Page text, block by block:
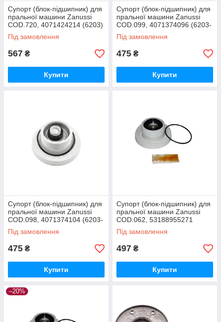
Супорт (блок-підшипник) для
пральної машини Zanussi
COD.720, 4071424214 (6203)
Під замовлення
567 ₴
Купити
Супорт (блок-підшипник) для
пральної машини Zanussi
COD.099, 4071374096 (6203-
ZZ), різьба ліва
Під замовлення
475 ₴
Купити
Супорт (блок-підшипник) для
пральної машини Zanussi
COD.098, 4071374104 (6203-
ZZ), різьба права
Під замовлення
475 ₴
Купити
Супорт (блок-підшипник) для
пральної машини Zanussi
COD.062, 53188955271
(різьба права), 6204
Під замовлення
497 ₴
Купити
–20%